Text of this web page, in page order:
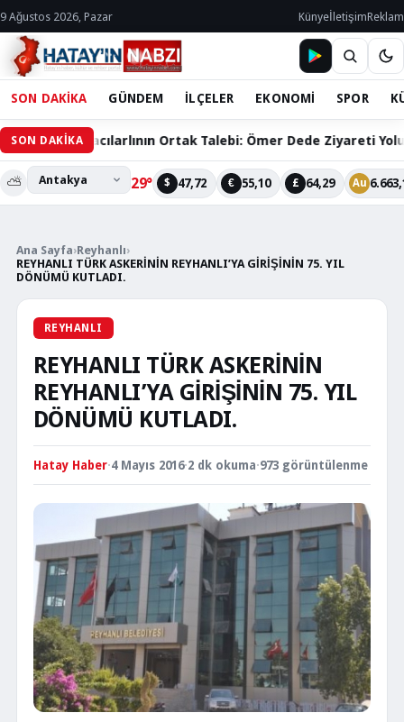
9 Ağustos 2026, Pazar KünyeİletişimReklam
SON DAKİKA GÜNDEM İLÇELER EKONOMİ SPOR
SON DAKİKA
Hacılarlının Ortak Talebi: Ömer Dede Ziyareti Yolu Çözüm
⛅ 29° $ 47,72 € 55,10 £ 64,29 Au
Ana Sayfa›Reyhanlı›
REYHANLI TÜRK ASKERİNİN REYHANLI’YA GİRİŞİNİN 75. YIL
DÖNÜMÜ KUTLADI.
REYHANLI
REYHANLI TÜRK ASKERİNİN
REYHANLI’YA GİRİŞİNİN 75. YIL
DÖNÜMÜ KUTLADI.
Hatay Haber·4 Mayıs 2016·2 dk okuma·973 görüntülenme